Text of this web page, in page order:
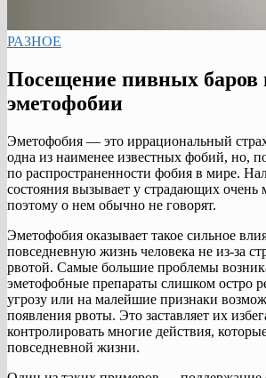
РАЗНОЕ
Посещение пивных баров
эметофобии
Эметофобия — это иррациональный
одна из наименее известных фобий, но,
по распространенности фобия в мире.
состояния вызывает у страдающих очень
поэтому о нем обычно не говорят.
Эметофобия оказывает такое сильное
повседневную жизнь человека не из-за
рвотой. Самые большие проблемы
эметофобные препараты слишком остро
угрозу или на малейшие признаки
появления рвоты. Это заставляет их
контролировать многие действия,
повседневной жизни.